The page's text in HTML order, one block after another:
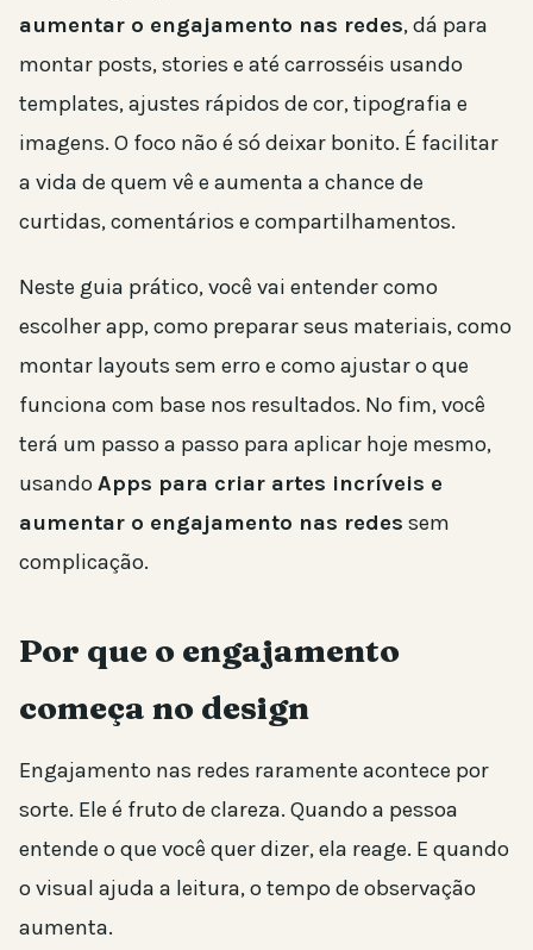
aumentar o engajamento nas redes, dá para
montar posts, stories e até carrosséis usando
templates, ajustes rápidos de cor, tipografia e
imagens. O foco não é só deixar bonito. É facilitar
a vida de quem vê e aumenta a chance de
curtidas, comentários e compartilhamentos.
Neste guia prático, você vai entender como
escolher app, como preparar seus materiais, como
montar layouts sem erro e como ajustar o que
funciona com base nos resultados. No fim, você
terá um passo a passo para aplicar hoje mesmo,
usandoApps para criar artes incríveis e
aumentar o engajamento nas redes sem
complicação.
Por que o engajamento
começa no design
Engajamento nas redes raramente acontece por
sorte. Ele é fruto de clareza. Quando a pessoa
entende o que você quer dizer, ela reage. E quando
o visual ajuda a leitura, o tempo de observação
aumenta.